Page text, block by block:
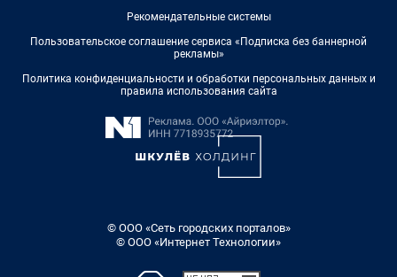
Рекомендательные системы
Пользовательское соглашение сервиса «Подписка без баннерной
рекламы»
Политика конфиденциальности и обработки персональных данных и
правила использования сайта
© ООО «Сеть городских порталов»
© ООО «Интернет Технологии»